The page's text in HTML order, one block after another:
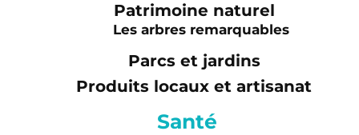
Patrimoine naturel
Les arbres remarquables
Parcs et jardins
Produits locaux et artisanat
Santé